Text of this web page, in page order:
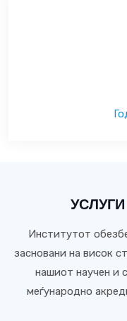
УСЛУГИ
Институтот
засновани на висок
нашиот научен и
меѓународно